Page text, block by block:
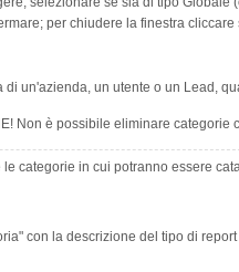
per chiudere la finestra cliccare
un'azienda, un utente o un Lead,
Non è possibile eliminare categorie
categorie in cui potranno essere
con la descrizione del tipo di